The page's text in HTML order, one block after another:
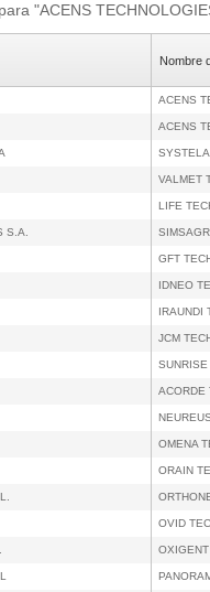
"ACENS
Nombre
ACENS
ACENS
VALMET
LIFE
S.A.
GFT
IDNEO
IRAUNDI
JCM
ACORDE
OMENA
ORAIN
OVID